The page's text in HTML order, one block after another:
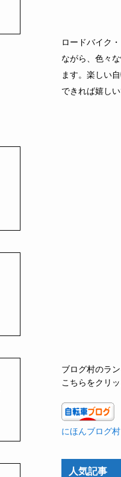
ロードバイク
ながら、色々
ます。楽しい
できれば嬉しい
ブログ村のラ
こちらをクリ
にほんブログ村
人気記事